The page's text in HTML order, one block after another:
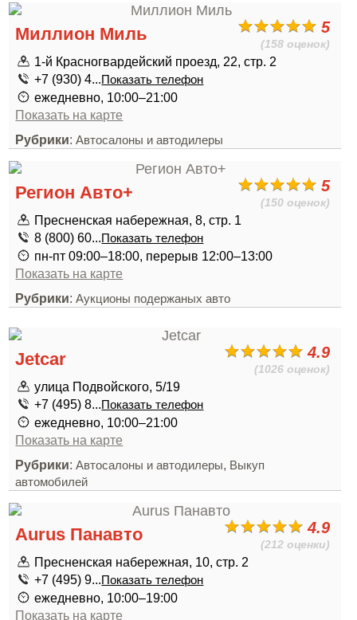
5
(158 оценок)
Миллион Миль
1-й Красногвардейский проезд, 22, стр. 2
+7 (930) 4...Показать телефон
ежедневно, 10:00–21:00
Показать на карте
Рубрики:Автосалоны и автодилеры
5
(150 оценок)
Регион Авто+
Пресненская набережная, 8, стр. 1
8 (800) 60...Показать телефон
пн-пт 09:00–18:00, перерыв 12:00–13:00
Показать на карте
Рубрики:Аукционы подержаных авто
4.9
(1026 оценок)
Jetcar
улица Подвойского, 5/19
+7 (495) 8...Показать телефон
ежедневно, 10:00–21:00
Показать на карте
Рубрики:Автосалоны и автодилеры, Выкуп
автомобилей
4.9
(212 оценки)
Aurus Панавто
Пресненская набережная, 10, стр. 2
+7 (495) 9...Показать телефон
ежедневно, 10:00–19:00
Показать на карте